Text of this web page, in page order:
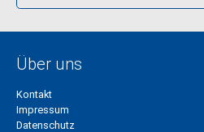
Über uns
Kontakt
Impressum
Datenschutz